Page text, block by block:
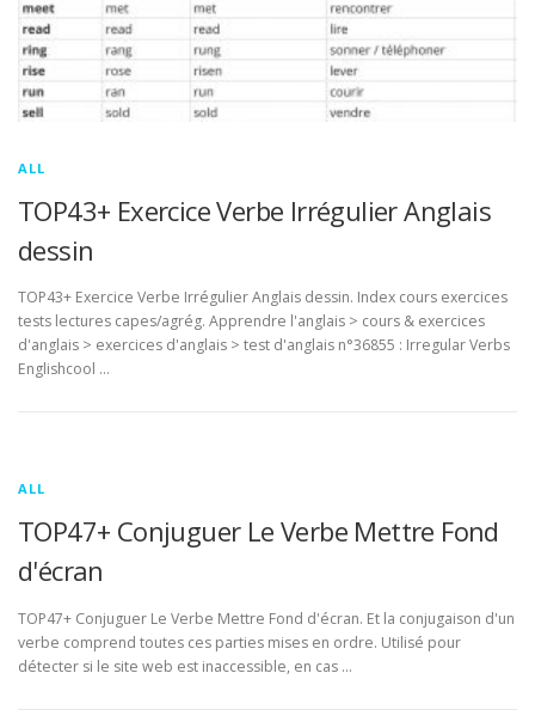
ALL
TOP43+ Exercice Verbe Irrégulier Anglais
dessin
TOP43+ Exercice Verbe Irrégulier Anglais dessin. Index cours exercices
tests lectures capes/agrég. Apprendre l'anglais > cours & exercices
d'anglais > exercices d'anglais > test d'anglais n°36855 : Irregular Verbs
Englishcool …
ALL
TOP47+ Conjuguer Le Verbe Mettre Fond
d'écran
TOP47+ Conjuguer Le Verbe Mettre Fond d'écran. Et la conjugaison d'un
verbe comprend toutes ces parties mises en ordre. Utilisé pour
détecter si le site web est inaccessible, en cas …